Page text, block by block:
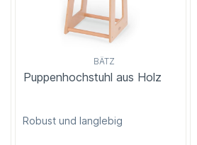
BÄTZ
Puppenhochstuhl aus Holz
Robust und langlebig